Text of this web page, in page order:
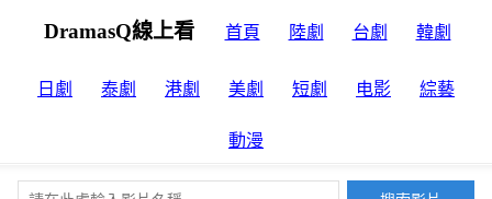
DramasQ線上看 首頁 陸劇 台劇 韓劇
日劇 泰劇 港劇 美劇 短劇 电影 綜藝
動漫